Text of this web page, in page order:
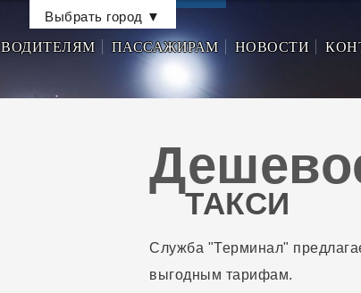
Выбрать город ▼
ВОДИТЕЛЯМ ПАССАЖИРАМ НОВОСТИ
ТАКСИ
Служба "Терминал"
выгодным тарифам.